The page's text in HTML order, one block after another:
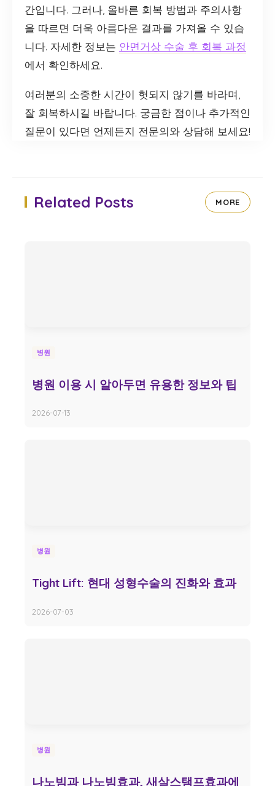
간입니다. 그러나, 올바른 회복 방법과 주의사항
을 따르면 더욱 아름다운 결과를 가져올 수 있습
니다. 자세한 정보는 안면거상 수술 후 회복 과정
에서 확인하세요.
여러분의 소중한 시간이 헛되지 않기를 바라며,
잘 회복하시길 바랍니다. 궁금한 점이나 추가적인
질문이 있다면 언제든지 전문의와 상담해 보세요!
Related Posts MORE
병원
병원 이용 시 알아두면 유용한 정보와 팁
2026-07-13
병원
Tight Lift: 현대 성형수술의 진화와 효과
2026-07-03
병원
나노빔과 나노빔효과, 새살스탬프효과에